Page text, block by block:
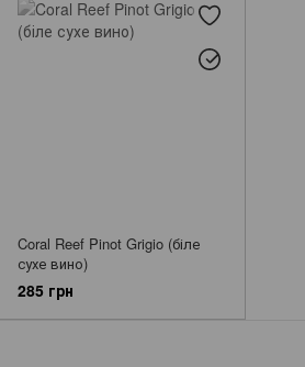
Coral Reef Pinot Grigio (біле
сухе вино)
285 грн